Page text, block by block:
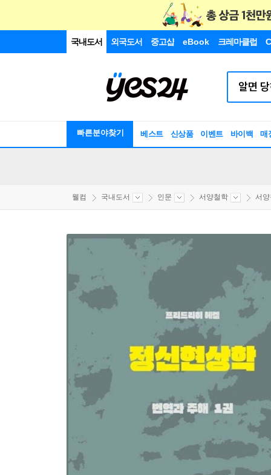
국내도서 외국도서 중고샵 eBook 크레마클럽
빠른분야찾기 베스트 신상품 이벤트 바이백 매
웰컴 국내도서 인문 서양철학 서